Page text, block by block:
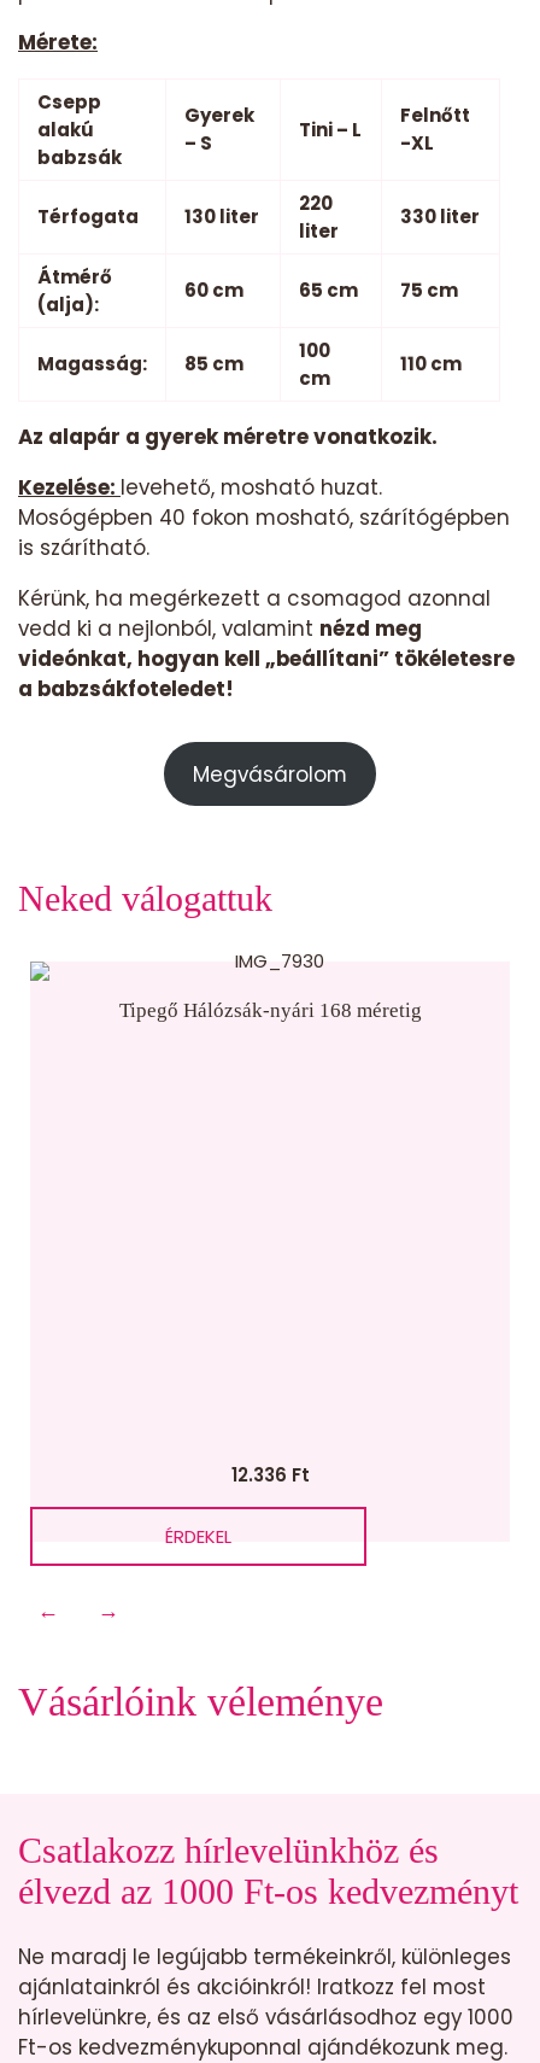
Mérete:
Csepp
alakú
babzsák
Gyerek
– S
Tini – L
Felnőtt
-XL
Térfogata 130 liter
220
liter
330 liter
Átmérő
(alja):
60 cm 65 cm 75 cm
Magasság: 85 cm
100
cm
110 cm
Az alapár a gyerek méretre vonatkozik.
Kezelése: levehető, mosható huzat.
Mosógépben 40 fokon mosható, szárítógépben
is szárítható.
Kérünk, ha megérkezett a csomagod azonnal
vedd ki a nejlonból, valamint nézd meg
videónkat, hogyan kell „beállítani” tökéletesre
a babzsákfoteledet!
Megvásárolom
Neked válogattuk
Tipegő Hálózsák-nyári 168 méretig
12.336 Ft
ÉRDEKEL
← →
Vásárlóink véleménye
Csatlakozz hírlevelünkhöz és
élvezd az 1000 Ft-os kedvezményt
Ne maradj le legújabb termékeinkről, különleges
ajánlatainkról és akcióinkról! Iratkozz fel most
hírlevelünkre, és az első vásárlásodhoz egy 1000
Ft-os kedvezménykuponnal ajándékozunk meg.